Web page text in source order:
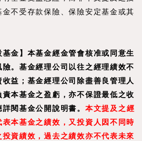
不受存款保險、保險安定基金或其
基金】本基金經金管會核准或同意生
。基金經理公司以往之經理績效不
益；基金經理公司除盡善良管理人
本基金之盈虧，亦不保證最低之收
閱基金公開說明書。 本文提及之經
本基金之績效，又投資人因不同時
資績效，過去之績效亦不代表未來